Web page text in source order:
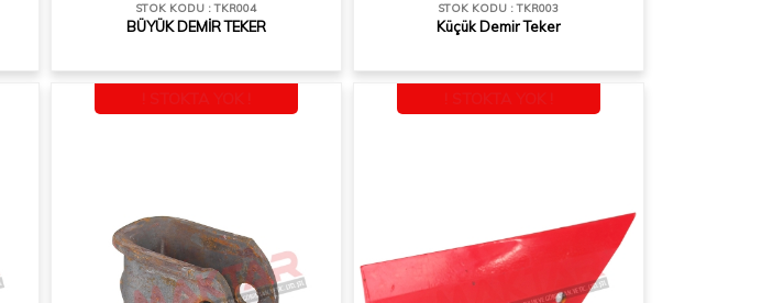
STOK KODU : TKR004
BÜYÜK DEMİR TEKER
STOK KODU : TKR003
Küçük Demir Teker